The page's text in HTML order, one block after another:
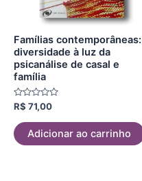
Famílias contemporâneas:
diversidade à luz da
psicanálise de casal e
família
Avaliação
de
5
R$ 71,00
Adicionar ao carrinho